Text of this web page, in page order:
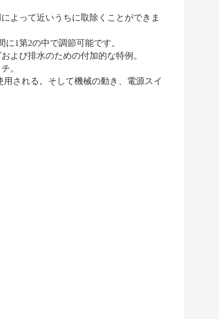
よって近いうちに取除くことができま
1第2の中で調節可能です。
よび排水のための付加的な特例。
。
される。そして機械の動き、電源スイ